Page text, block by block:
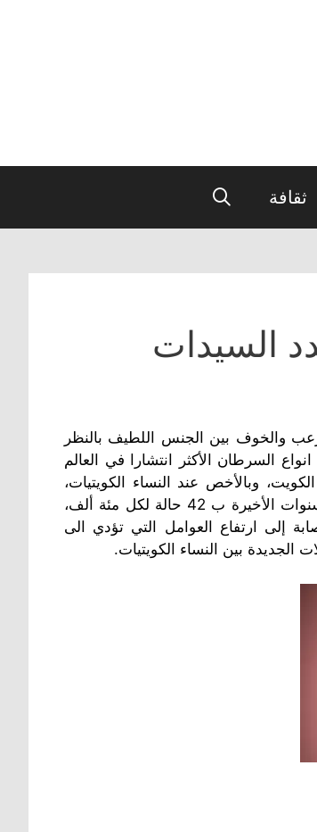
ثقافة
السيدات
والخوف بين الجنس اللطيف بالنظر
السرطان الأكثر انتشارا في العالم
، وبالأخص عند النساء الكويتيات،
فحسب مركز الكويت لمكافحة السرطان فإن معدل الإصابة ارتفع في العشر سنوات الأخيرة ب 42 حالة لكل مئة ألف،
معدل الإصابة إلى ارتفاع العوامل التي تؤدي الى
بين النساء الكويتيات.